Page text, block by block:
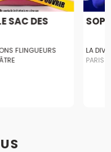
SAC DES
FLINGUEURS
LA
PARIS